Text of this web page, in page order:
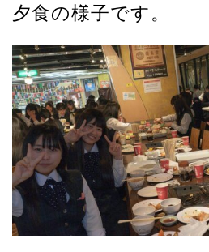
夕食の様子です。